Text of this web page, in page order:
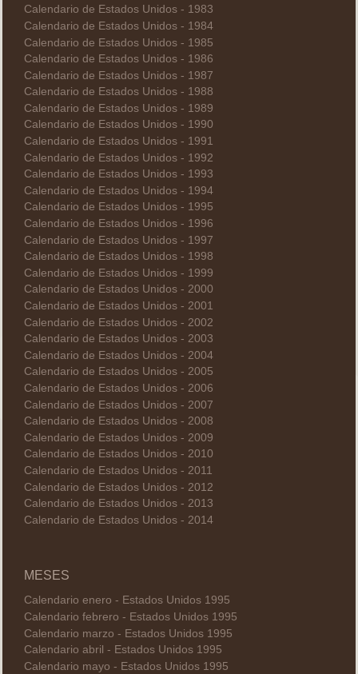
Calendario de Estados Unidos - 1983
Calendario de Estados Unidos - 1984
Calendario de Estados Unidos - 1985
Calendario de Estados Unidos - 1986
Calendario de Estados Unidos - 1987
Calendario de Estados Unidos - 1988
Calendario de Estados Unidos - 1989
Calendario de Estados Unidos - 1990
Calendario de Estados Unidos - 1991
Calendario de Estados Unidos - 1992
Calendario de Estados Unidos - 1993
Calendario de Estados Unidos - 1994
Calendario de Estados Unidos - 1995
Calendario de Estados Unidos - 1996
Calendario de Estados Unidos - 1997
Calendario de Estados Unidos - 1998
Calendario de Estados Unidos - 1999
Calendario de Estados Unidos - 2000
Calendario de Estados Unidos - 2001
Calendario de Estados Unidos - 2002
Calendario de Estados Unidos - 2003
Calendario de Estados Unidos - 2004
Calendario de Estados Unidos - 2005
Calendario de Estados Unidos - 2006
Calendario de Estados Unidos - 2007
Calendario de Estados Unidos - 2008
Calendario de Estados Unidos - 2009
Calendario de Estados Unidos - 2010
Calendario de Estados Unidos - 2011
Calendario de Estados Unidos - 2012
Calendario de Estados Unidos - 2013
Calendario de Estados Unidos - 2014
MESES
Calendario enero - Estados Unidos 1995
Calendario febrero - Estados Unidos 1995
Calendario marzo - Estados Unidos 1995
Calendario abril - Estados Unidos 1995
Calendario mayo - Estados Unidos 1995